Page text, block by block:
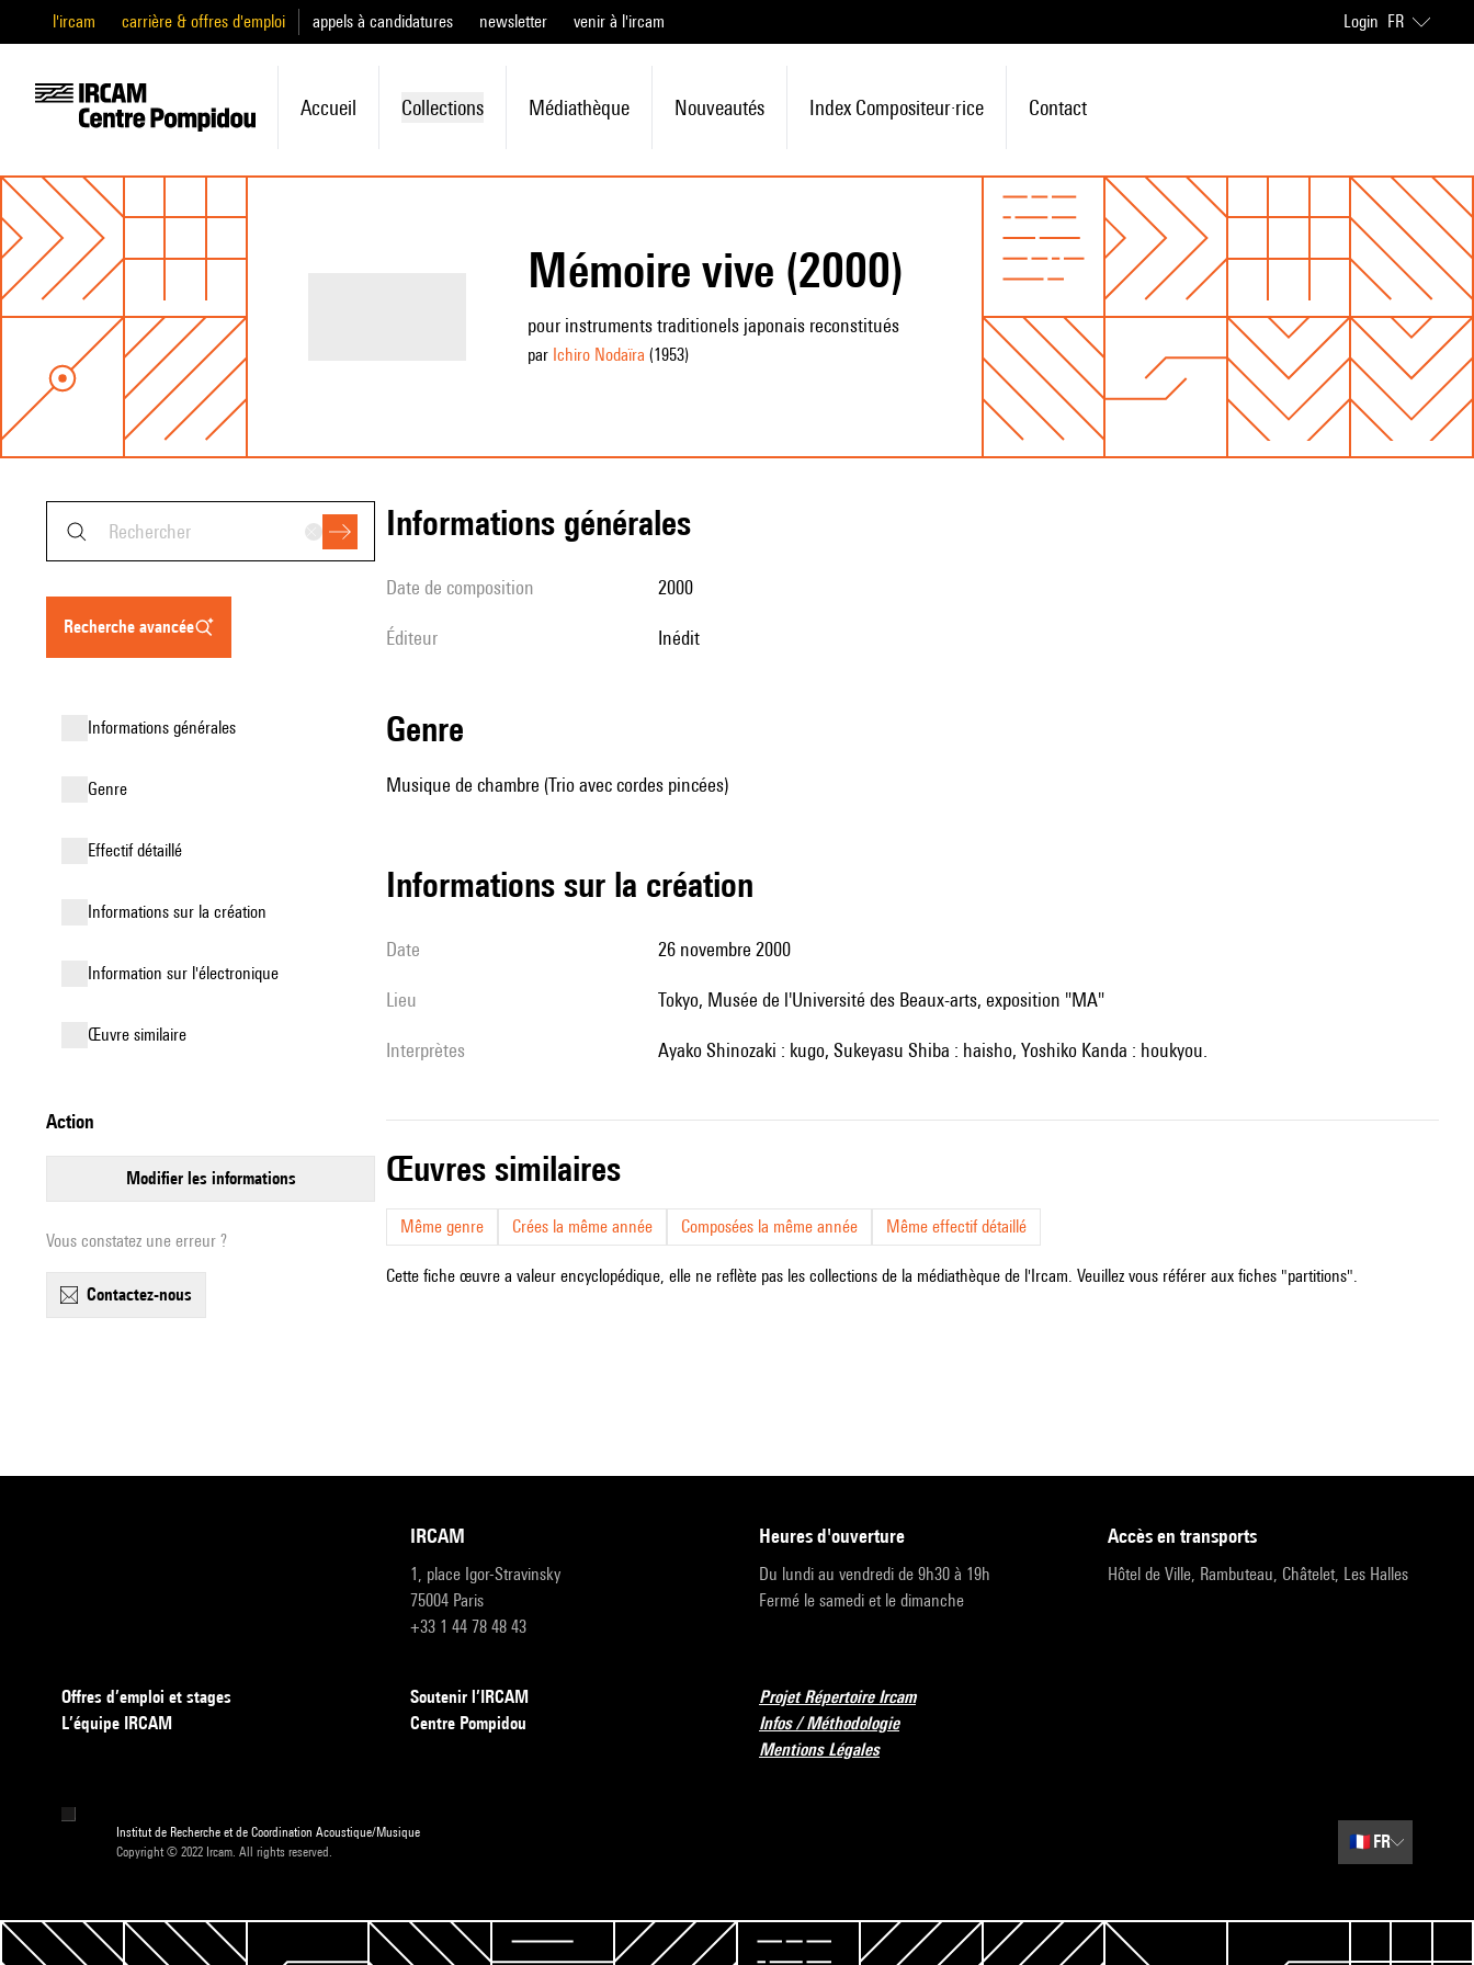
l'ircam carrière & offres d'emploi appels à candidatures newsletter venir à l'ircam Login FR
Accueil Collections Médiathèque Nouveautés Index Compositeur·rice Contact
Mémoire vive (2000)
pour instruments traditionels japonais reconstitués
par Ichiro Nodaïra (1953)
recherche avancée
informations générales
genre
effectif détaillé
informations sur la création
Information sur l'électronique
œuvre similaire
action
modifier les informations
Vous constatez une erreur ?
contactez-nous
informations générales
date de composition 2000
éditeur Inédit
genre
Musique de chambre (Trio avec cordes pincées)
informations sur la création
date 26 novembre 2000
lieu Tokyo, Musée de l'Université des Beaux-arts, exposition "MA"
interprètes Ayako Shinozaki : kugo, Sukeyasu Shiba : haisho, Yoshiko Kanda : houkyou.
œuvres similaires
Même genre Crées la même année Composées la même année Même effectif détaillé
Cette fiche œuvre a valeur encyclopédique, elle ne reflète pas les collections de la médiathèque de l'Ircam. Veuillez vous référer aux fiches "partitions".
IRCAM
1, place Igor-Stravinsky
75004 Paris
+33 1 44 78 48 43
heures d'ouverture
Du lundi au vendredi de 9h30 à 19h
Fermé le samedi et le dimanche
accès en transports
Hôtel de Ville, Rambuteau, Châtelet, Les Halles
Offres d’emploi et stages
L’équipe IRCAM
Soutenir l’IRCAM
Centre Pompidou
Projet Répertoire Ircam
Infos / Méthodologie
Mentions Légales
Institut de Recherche et de Coordination Acoustique/Musique
Copyright © 2022 Ircam. All rights reserved.
🇫🇷 FR